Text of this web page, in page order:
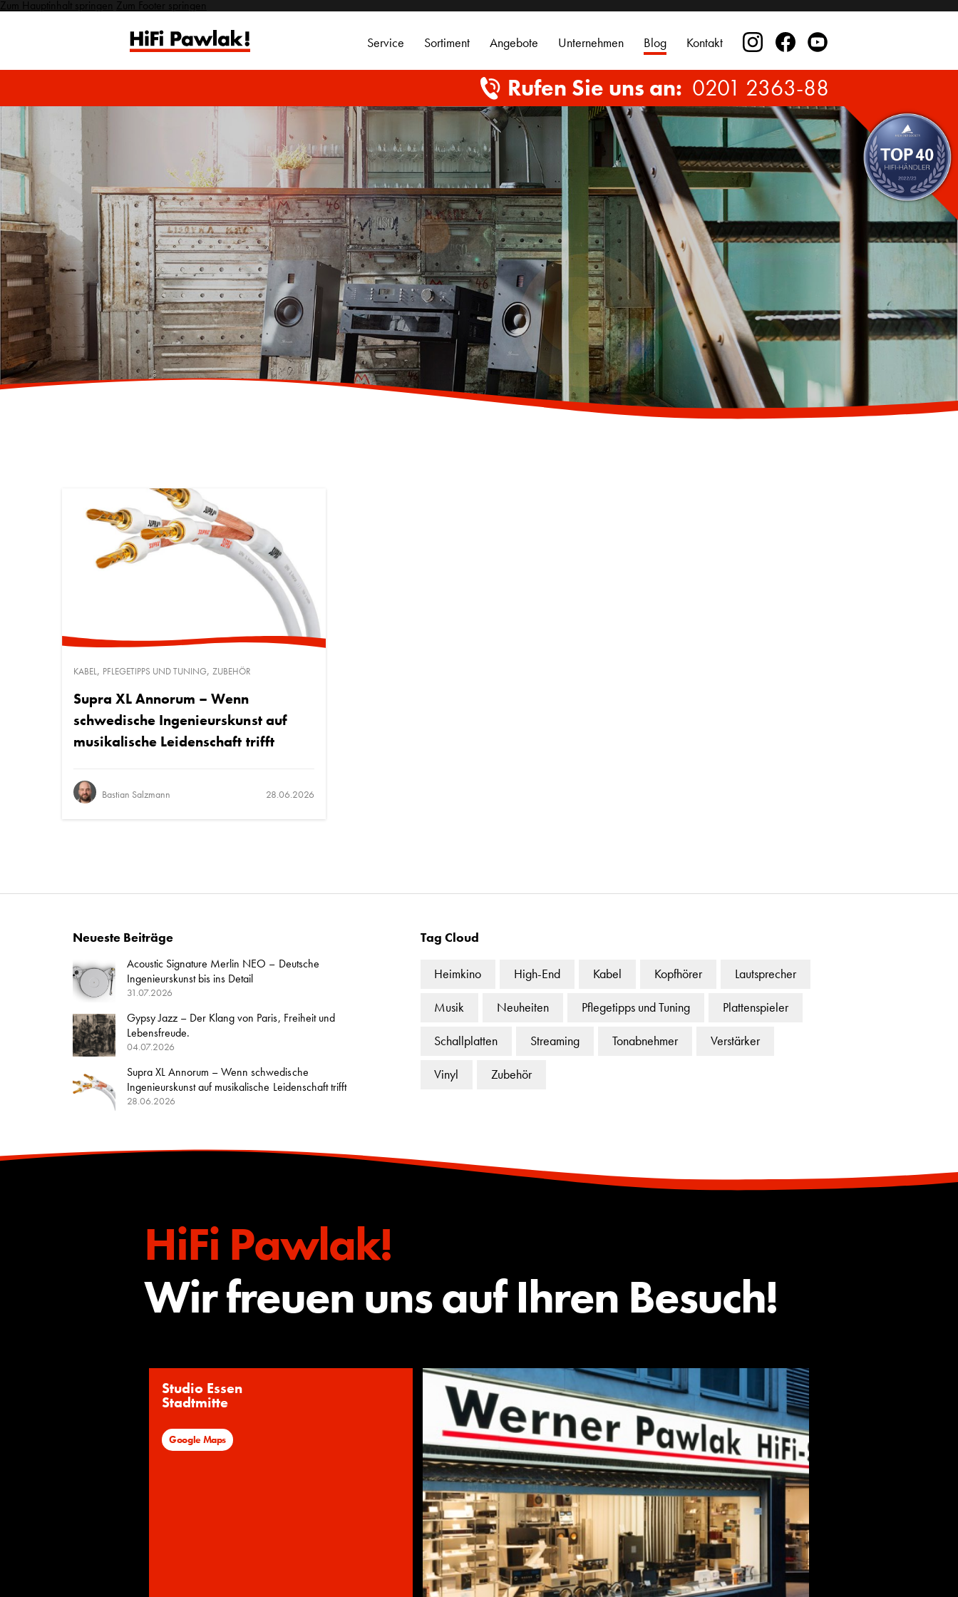
Zum Hauptinhalt springen Zum Footer springen
Service Sortiment Angebote Unternehmen Blog Kontakt
Rufen Sie uns an: 0201 2363-88
KABEL, PFLEGETIPPS UND TUNING, ZUBEHÖR
Supra XL Annorum – Wenn
schwedische Ingenieurskunst auf
musikalische Leidenschaft trifft
Bastian Salzmann 28.06.2026
Neueste Beiträge
Acoustic Signature Merlin NEO – Deutsche
Ingenieurskunst bis ins Detail
31.07.2026
Gypsy Jazz – Der Klang von Paris, Freiheit und
Lebensfreude.
04.07.2026
Supra XL Annorum – Wenn schwedische
Ingenieurskunst auf musikalische Leidenschaft trifft
28.06.2026
Tag Cloud
Heimkino High-End Kabel Kopfhörer Lautsprecher
Musik Neuheiten Pflegetipps und Tuning Plattenspieler
Schallplatten Streaming Tonabnehmer Verstärker
Vinyl Zubehör
HiFi Pawlak!
Wir freuen uns auf Ihren Besuch!
Studio Essen
Stadtmitte
Google Maps